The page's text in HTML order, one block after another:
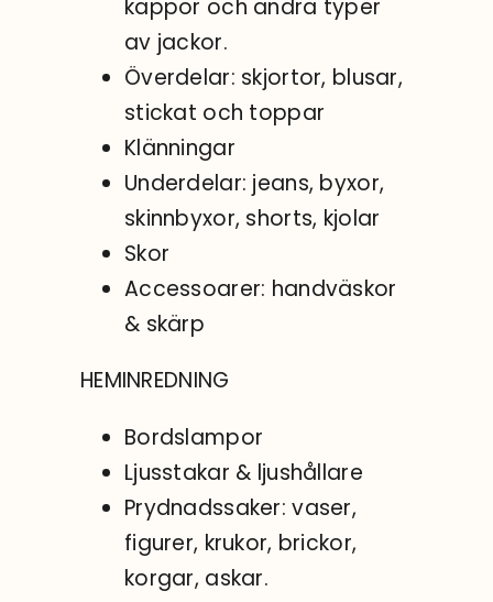
kappor och andra typer
av jackor.
Överdelar: skjortor, blusar,
stickat och toppar
Klänningar
Underdelar: jeans, byxor,
skinnbyxor, shorts, kjolar
Skor
Accessoarer: handväskor
& skärp
HEMINREDNING
Bordslampor
Ljusstakar & ljushållare
Prydnadssaker: vaser,
figurer, krukor, brickor,
korgar, askar.